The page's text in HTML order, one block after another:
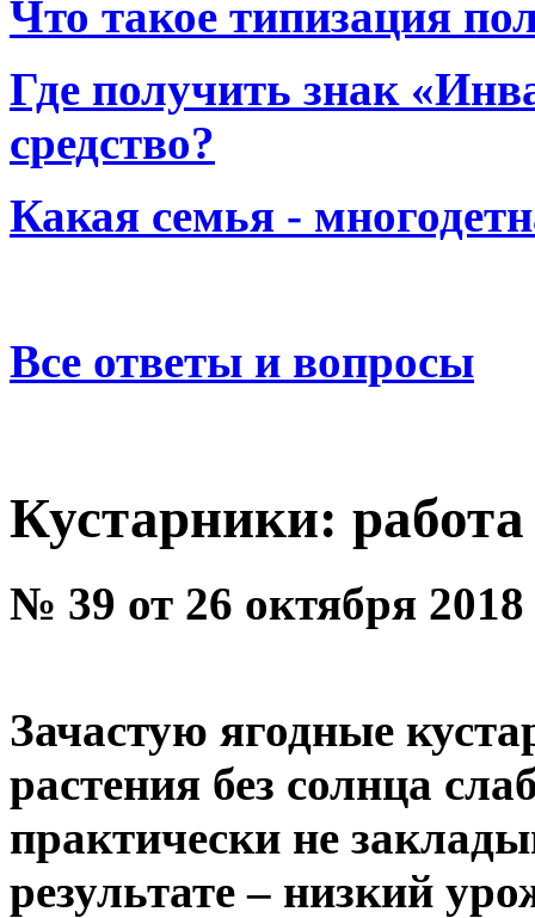
Что такое типизация
Где получить знак
средство?
Какая семья -
Все ответы и вопросы
Кустарники:
№ 39 от 26 октября 2018
Зачастую ягодные
растения без солнца
практически не
результате – низкий